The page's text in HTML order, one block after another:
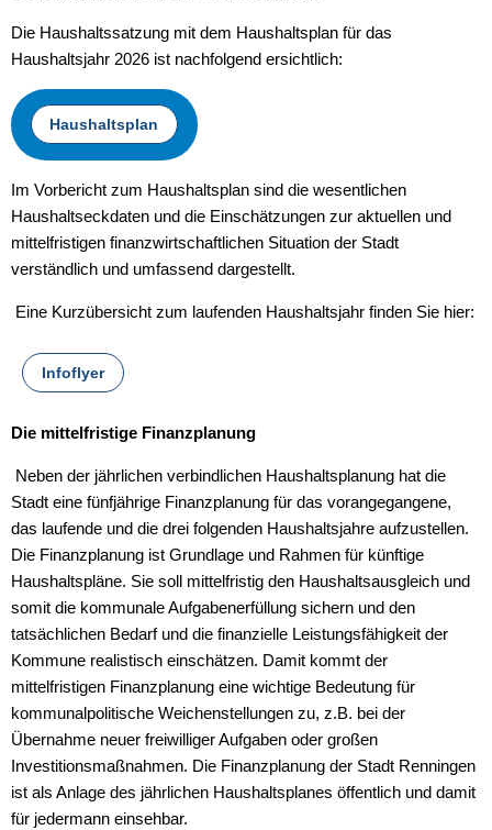
Die Haushaltssatzung mit dem Haushaltsplan für das
Haushaltsjahr 2026 ist nachfolgend ersichtlich:
Haushaltsplan
Im Vorbericht zum Haushaltsplan sind die wesentlichen
Haushaltseckdaten und die Einschätzungen zur aktuellen und
mittelfristigen finanzwirtschaftlichen Situation der Stadt
verständlich und umfassend dargestellt.
Eine Kurzübersicht zum laufenden Haushaltsjahr finden Sie hier:
Infoflyer
Die mittelfristige Finanzplanung
Neben der jährlichen verbindlichen Haushaltsplanung hat die
Stadt eine fünfjährige Finanzplanung für das vorangegangene,
das laufende und die drei folgenden Haushaltsjahre aufzustellen.
Die Finanzplanung ist Grundlage und Rahmen für künftige
Haushaltspläne. Sie soll mittelfristig den Haushaltsausgleich und
somit die kommunale Aufgabenerfüllung sichern und den
tatsächlichen Bedarf und die finanzielle Leistungsfähigkeit der
Kommune realistisch einschätzen. Damit kommt der
mittelfristigen Finanzplanung eine wichtige Bedeutung für
kommunalpolitische Weichenstellungen zu, z.B. bei der
Übernahme neuer freiwilliger Aufgaben oder großen
Investitionsmaßnahmen. Die Finanzplanung der Stadt Renningen
ist als Anlage des jährlichen Haushaltsplanes öffentlich und damit
für jedermann einsehbar.